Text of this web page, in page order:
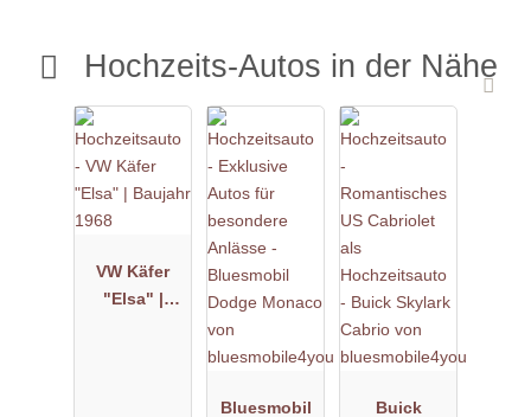
Hochzeits-Autos in der Nähe
VW Käfer
"Elsa" |
Bluesmobil
Buick